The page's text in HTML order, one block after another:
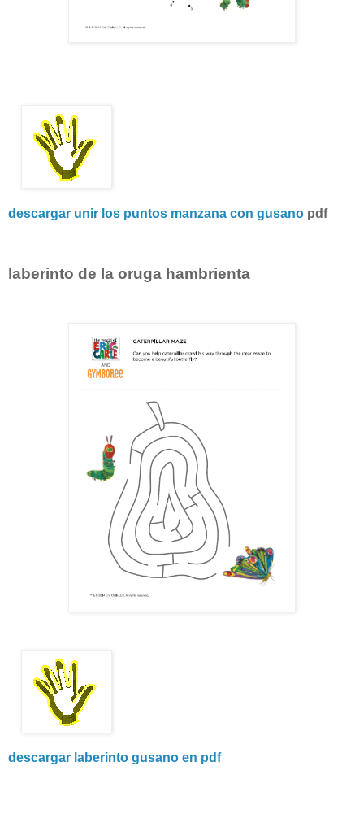
descargar unir los puntos manzana con gusano pdf
laberinto de la oruga hambrienta
descargar laberinto gusano en pdf